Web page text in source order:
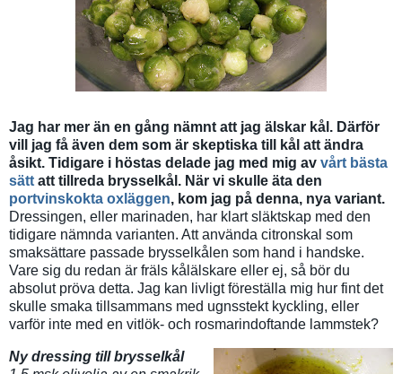
Jag har mer än en gång nämnt att jag älskar kål. Därför
vill jag få även dem som är skeptiska till kål att ändra
åsikt. Tidigare i höstas delade jag med mig av vårt bästa
sätt att tillreda brysselkål. När vi skulle äta den
portvinskokta oxläggen, kom jag på denna, nya variant.
Dressingen, eller marinaden, har klart släktskap med den
tidigare nämnda varianten. Att använda citronskal som
smaksättare passade brysselkålen som hand i handske.
Vare sig du redan är fräls kålälskare eller ej, så bör du
absolut pröva detta. Jag kan livligt föreställa mig hur fint det
skulle smaka tillsammans med ugnsstekt kyckling, eller
varför inte med en vitlök- och rosmarindoftande lammstek?
Ny dressing till brysselkål